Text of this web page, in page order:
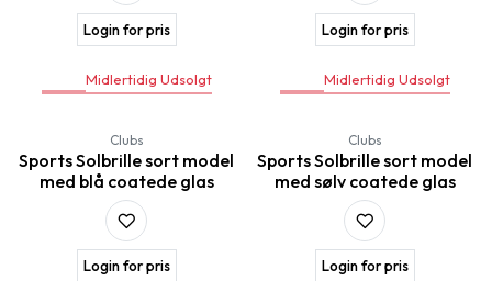
Login for pris
Midlertidig Udsolgt
Login for pris
Midlertidig Udsolgt
Clubs
Sports Solbrille sort model
med blå coatede glas
Login for pris
Clubs
Sports Solbrille sort model
med sølv coatede glas
Login for pris